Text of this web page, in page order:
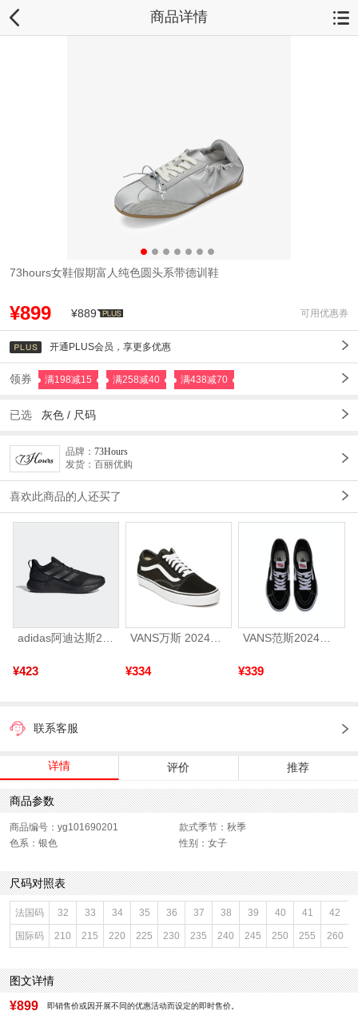
商品详情
73hours女鞋假期富人纯色圆头系带德训鞋
¥899 ¥889 可用优惠券
开通PLUS会员，享更多优惠
领券 满198减15 满258减40 满438减70
已选 灰色 / 尺码
品牌： 73Hours
发货：百丽优购
喜欢此商品的人还买了
¥423 ¥334 ¥339
联系客服
详情 评价 推荐
商品参数
商品编号：yg101690201
款式季节：秋季
色系：银色
性别：女子
尺码对照表
法国码 32 33 34 35 36 37 38 39 40 41 42
国际码 210 215 220 225 230 235 240 245 250 255 260
图文详情
¥899 即销售价或因开展不同的优惠活动而设定的即时售价。